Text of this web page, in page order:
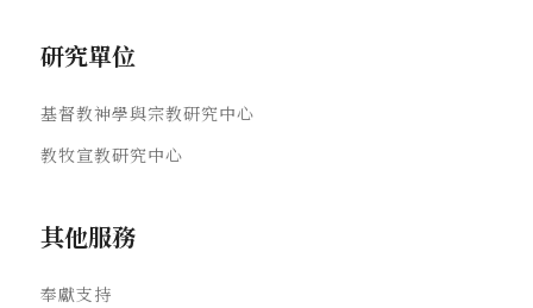
研究單位
基督教神學與宗教研究中心
教牧宣教研究中心
其他服務
奉獻支持